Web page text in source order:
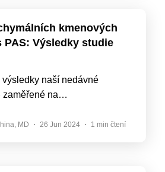
kmenových
PAS: Výsledky studie
naší nedávné
zaměřené na…
MD 26 Jun 2024 1 min čtení